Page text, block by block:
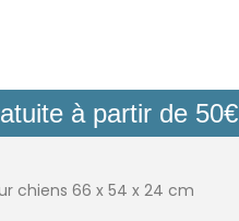
à partir de 50€
chiens 66 x 54 x 24 cm